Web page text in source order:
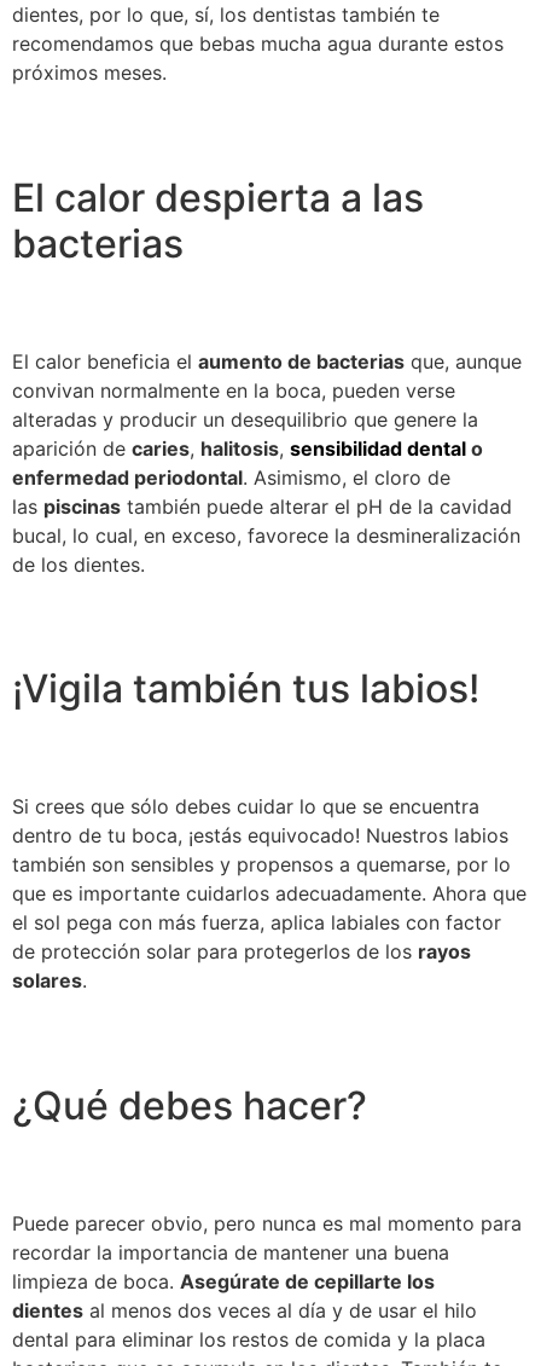
dientes, por lo que, sí, los dentistas también te
recomendamos que bebas mucha agua durante estos
próximos meses.
El calor despierta a las
bacterias
El calor beneficia el aumento de bacterias que, aunque
convivan normalmente en la boca, pueden verse
alteradas y producir un desequilibrio que genere la
aparición de caries, halitosis, sensibilidad dental o
enfermedad periodontal. Asimismo, el cloro de
las piscinas también puede alterar el pH de la cavidad
bucal, lo cual, en exceso, favorece la desmineralización
de los dientes.
¡Vigila también tus labios!
Si crees que sólo debes cuidar lo que se encuentra
dentro de tu boca, ¡estás equivocado! Nuestros labios
también son sensibles y propensos a quemarse, por lo
que es importante cuidarlos adecuadamente. Ahora que
el sol pega con más fuerza, aplica labiales con factor
de protección solar para protegerlos de los rayos
solares.
¿Qué debes hacer?
Puede parecer obvio, pero nunca es mal momento para
recordar la importancia de mantener una buena
limpieza de boca. Asegúrate de cepillarte los
dientes al menos dos veces al día y de usar el hilo
dental para eliminar los restos de comida y la placa